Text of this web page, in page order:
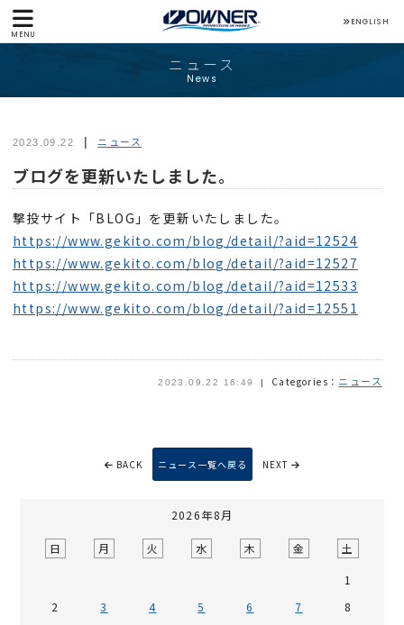
MENU
ENGLISH
ニュース
News
2023.09.22 ニュース
ブログを更新いたしました。
撃投サイト「BLOG」を更新いたしました。
https://www.gekito.com/blog/detail/?aid=12524
https://www.gekito.com/blog/detail/?aid=12527
https://www.gekito.com/blog/detail/?aid=12533
https://www.gekito.com/blog/detail/?aid=12551
2023.09.22 16:49 Categories： ニュース
BACK ニュース一覧へ戻る NEXT
2026年8月
日 月 火 水 木 金 土
1
2
3 4 5 6 7
8